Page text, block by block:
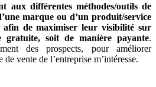
aux différentes méthodes/outils de
marque ou d’un produit/service
de maximiser leur visibilité sur
gratuite, soit de manière payante.
des prospects, pour améliorer
vente de l’entreprise m’intéresse.